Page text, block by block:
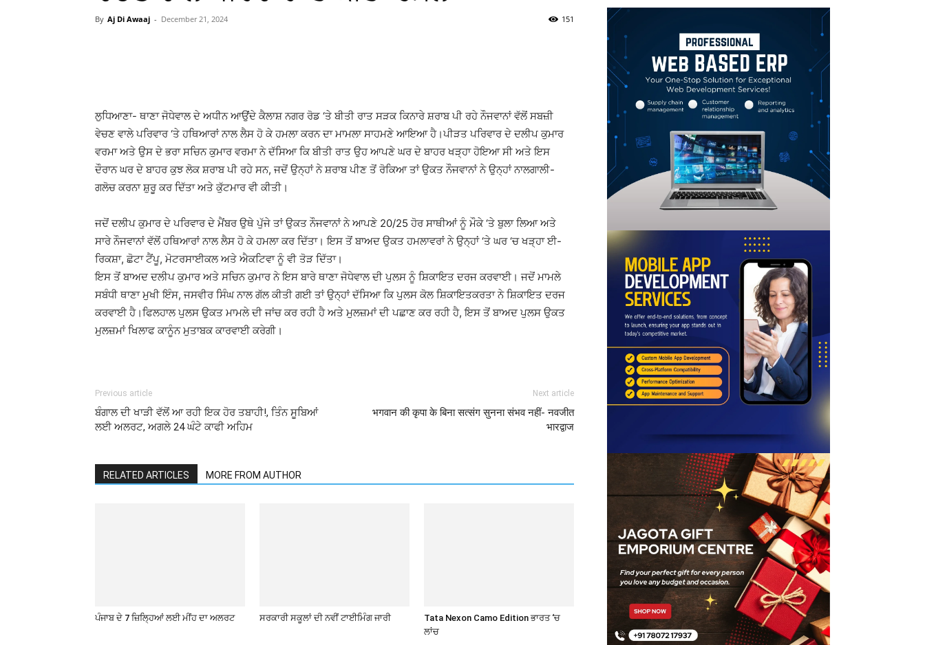
By Aj Di Awaaj - December 21, 2024 151
Email Print
ਲੁਧਿਆਣਾ- ਥਾਣਾ ਜੋਧੇਵਾਲ ਦੇ ਅਧੀਨ ਆਉਂਦੇ ਕੈਲਾਸ਼ ਨਗਰ ਰੋਡ ‘ਤੇ ਬੀਤੀ ਰਾਤ ਸੜਕ ਕਿਨਾਰੇ ਸ਼ਰਾਬ ਪੀ ਰਹੇ ਨੌਜਵਾਨਾਂ ਵੱਲੋਂ ਸਬਜ਼ੀ
ਵੇਚਣ ਵਾਲੇ ਪਰਿਵਾਰ ‘ਤੇ ਹਥਿਆਰਾਂ ਨਾਲ ਲੈਸ ਹੋ ਕੇ ਹਮਲਾ ਕਰਨ ਦਾ ਮਾਮਲਾ ਸਾਹਮਣੇ ਆਇਆ ਹੈ।ਪੀੜਤ ਪਰਿਵਾਰ ਦੇ ਦਲੀਪ ਕੁਮਾਰ
ਵਰਮਾ ਅਤੇ ਉਸ ਦੇ ਭਰਾ ਸਚਿਨ ਕੁਮਾਰ ਵਰਮਾ ਨੇ ਦੱਸਿਆ ਕਿ ਬੀਤੀ ਰਾਤ ਉਹ ਆਪਣੇ ਘਰ ਦੇ ਬਾਹਰ ਖੜ੍ਹਾ ਹੋਇਆ ਸੀ ਅਤੇ ਇਸ
ਦੌਰਾਨ ਘਰ ਦੇ ਬਾਹਰ ਕੁਝ ਲੋਕ ਸ਼ਰਾਬ ਪੀ ਰਹੇ ਸਨ, ਜਦੋਂ ਉਨ੍ਹਾਂ ਨੇ ਸ਼ਰਾਬ ਪੀਣ ਤੋਂ ਰੋਕਿਆ ਤਾਂ ਉਕਤ ਨੌਜਵਾਨਾਂ ਨੇ ਉਨ੍ਹਾਂ ਨਾਲਗਾਲੀ-
ਗਲੋਚ ਕਰਨਾ ਸ਼ੁਰੂ ਕਰ ਦਿੱਤਾ ਅਤੇ ਕੁੱਟਮਾਰ ਵੀ ਕੀਤੀ।
ਜਦੋਂ ਦਲੀਪ ਕੁਮਾਰ ਦੇ ਪਰਿਵਾਰ ਦੇ ਮੈਂਬਰ ਉਥੇ ਪੁੱਜੇ ਤਾਂ ਉਕਤ ਨੌਜਵਾਨਾਂ ਨੇ ਆਪਣੇ 20/25 ਹੋਰ ਸਾਥੀਆਂ ਨੂੰ ਮੌਕੇ ‘ਤੇ ਬੁਲਾ ਲਿਆ ਅਤੇ
ਸਾਰੇ ਨੌਜਵਾਨਾਂ ਵੱਲੋਂ ਹਥਿਆਰਾਂ ਨਾਲ ਲੈਸ ਹੋ ਕੇ ਹਮਲਾ ਕਰ ਦਿੱਤਾ। ਇਸ ਤੋਂ ਬਾਅਦ ਉਕਤ ਹਮਲਾਵਰਾਂ ਨੇ ਉਨ੍ਹਾਂ ‘ਤੇ ਘਰ ‘ਚ ਖੜ੍ਹਾ ਈ-
ਰਿਕਸ਼ਾ, ਛੋਟਾ ਟੈਂਪੂ, ਮੋਟਰਸਾਈਕਲ ਅਤੇ ਐਕਟਿਵਾ ਨੂੰ ਵੀ ਤੋੜ ਦਿੱਤਾ।
ਇਸ ਤੋਂ ਬਾਅਦ ਦਲੀਪ ਕੁਮਾਰ ਅਤੇ ਸਚਿਨ ਕੁਮਾਰ ਨੇ ਇਸ ਬਾਰੇ ਥਾਣਾ ਜੋਧੇਵਾਲ ਦੀ ਪੁਲਸ ਨੂੰ ਸ਼ਿਕਾਇਤ ਦਰਜ ਕਰਵਾਈ। ਜਦੋਂ ਮਾਮਲੇ
ਸਬੰਧੀ ਥਾਣਾ ਮੁਖੀ ਇੰਸ, ਜਸਵੀਰ ਸਿੰਘ ਨਾਲ ਗੱਲ ਕੀਤੀ ਗਈ ਤਾਂ ਉਨ੍ਹਾਂ ਦੱਸਿਆ ਕਿ ਪੁਲਸ ਕੋਲ ਸ਼ਿਕਾਇਤਕਰਤਾ ਨੇ ਸ਼ਿਕਾਇਤ ਦਰਜ
ਕਰਵਾਈ ਹੈ।ਫਿਲਹਾਲ ਪੁਲਸ ਉਕਤ ਮਾਮਲੇ ਦੀ ਜਾਂਚ ਕਰ ਰਹੀ ਹੈ ਅਤੇ ਮੁਲਜ਼ਮਾਂ ਦੀ ਪਛਾਣ ਕਰ ਰਹੀ ਹੈ, ਇਸ ਤੋਂ ਬਾਅਦ ਪੁਲਸ ਉਕਤ
ਮੁਲਜ਼ਮਾਂ ਖਿਲਾਫ ਕਾਨੂੰਨ ਮੁਤਾਬਕ ਕਾਰਵਾਈ ਕਰੇਗੀ।
Previous article
ਬੰਗਾਲ ਦੀ ਖਾੜੀ ਵੱਲੋਂ ਆ ਰਹੀ ਇਕ ਹੋਰ ਤਬਾਹੀ!, ਤਿੰਨ ਸੂਬਿਆਂ
ਲਈ ਅਲਰਟ, ਅਗਲੇ 24 ਘੰਟੇ ਕਾਫੀ ਅਹਿਮ
Next article
भगवान की कृपा के बिना सत्संग सुनना संभव नहीं- नवजीत
भारद्वाज
RELATED ARTICLES MORE FROM AUTHOR
ਪੰਜਾਬ ਦੇ 7 ਜ਼ਿਲ੍ਹਿਆਂ ਲਈ ਮੀਂਹ ਦਾ ਅਲਰਟ ਸਰਕਾਰੀ ਸਕੂਲਾਂ ਦੀ ਨਵੀਂ ਟਾਈਮਿੰਗ ਜਾਰੀ
Tata Nexon Camo Edition ਭਾਰਤ ‘ਚ
ਲਾਂਚ